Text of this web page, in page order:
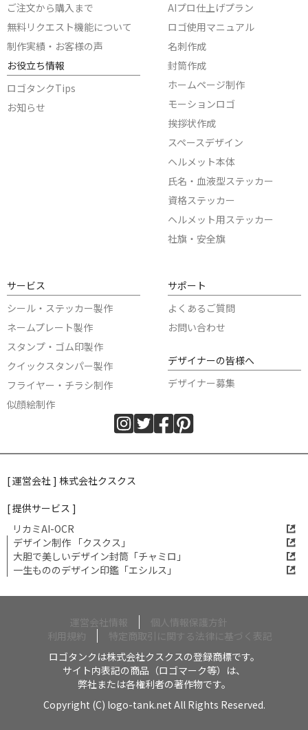
ご注文から購入まで
無料リクエスト機能について
制作実績・お客様の声
お役立ち情報
ロゴタンクTips
お知らせ
AIプロ仕上げプラン
ロゴ使用マニュアル
名刺作成
封筒作成
ホームページ制作
モーションロゴ
挨拶状作成
スペースデザイン
ヘルメット本体
氏名・血液型ステッカー
資格ステッカー
ヘルメット用ステッカー
社旗・安全旗
サービス
シール・ステッカー製作
ネームプレート製作
スタンプ・ゴム印製作
クイックスタンパー製作
フライヤー・チラシ制作
似顔絵制作
サポート
よくあるご質問
お問い合わせ
デザイナーの皆様へ
デザイナー募集
[ 運営会社 ] 株式会社クスクス
[ 提供サービス ]
リカミAI-OCR
デザイン制作 「クスクス」
大胆で美しいデザイン封筒「チャミロ」
一生もののデザイン印鑑「エシルス」
運営会社情報
個人情報保護方針
利用規約
特定商取引に関する法律に基づく表記
ロゴタンクは株式会社クスクスの登録商標です。
サイト内表記の商品（ロゴマーク等）は、
弊社または各権利者の著作物です。
Copyright (C) logo-tank.net All Rights Reserved.